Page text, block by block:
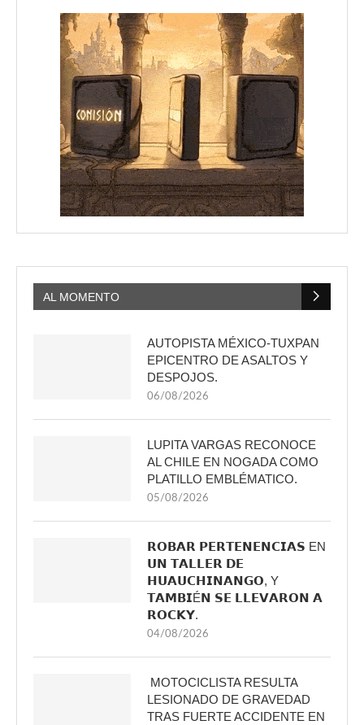
AL MOMENTO
AUTOPISTA MÉXICO-TUXPAN
EPICENTRO DE ASALTOS Y
DESPOJOS.
06/08/2026
LUPITA VARGAS RECONOCE
AL CHILE EN NOGADA COMO
PLATILLO EMBLÉMATICO.
05/08/2026
𝗥𝗢𝗕𝗔𝗥 𝗣𝗘𝗥𝗧𝗘𝗡𝗘𝗡𝗖𝗜𝗔𝗦 EN
𝗨𝗡 𝗧𝗔𝗟𝗟𝗘𝗥 𝗗𝗘
𝗛𝗨𝗔𝗨𝗖𝗛𝗜𝗡𝗔𝗡𝗚𝗢, Y
𝗧𝗔𝗠𝗕𝗜É𝗡 𝗦𝗘 𝗟𝗟𝗘𝗩𝗔𝗥𝗢𝗡 𝗔
𝗥𝗢𝗖𝗞𝗬.
04/08/2026
MOTOCICLISTA RESULTA
LESIONADO DE GRAVEDAD
TRAS FUERTE ACCIDENTE EN